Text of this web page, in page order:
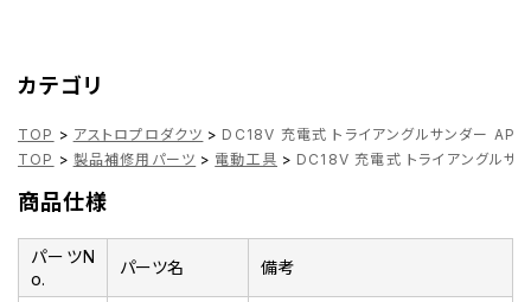
カテゴリ
TOP > アストロプロダクツ > DC18V 充電式 トライアングルサンダー
TOP > 製品補修用パーツ > 電動工具 > DC18V 充電式 トライアングル
商品仕様
パーツN
o.
パーツ名 備考